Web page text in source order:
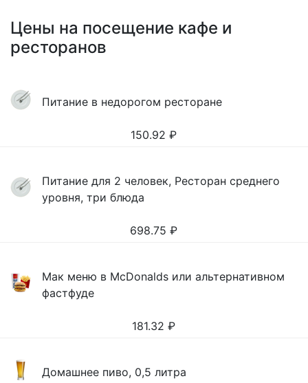
Цены на посещение кафе и
ресторанов
Питание в недорогом ресторане
150.92 ₽
Питание для 2 человек, Ресторан среднего
уровня, три блюда
698.75 ₽
Мак меню в McDonalds или альтернативном
фастфуде
181.32 ₽
Домашнее пиво, 0,5 литра